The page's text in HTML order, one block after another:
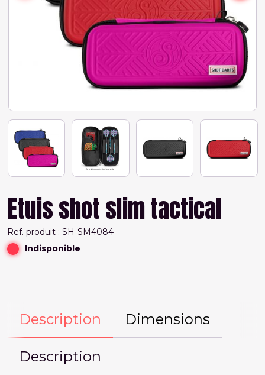
Etuis shot slim tactical
Ref. produit : SH-SM4084
Indisponible
Description Dimensions
Description